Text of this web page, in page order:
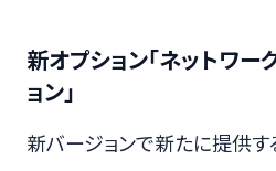
新オプション「ネットワ
ョン」
新バージョンで新たに提供す